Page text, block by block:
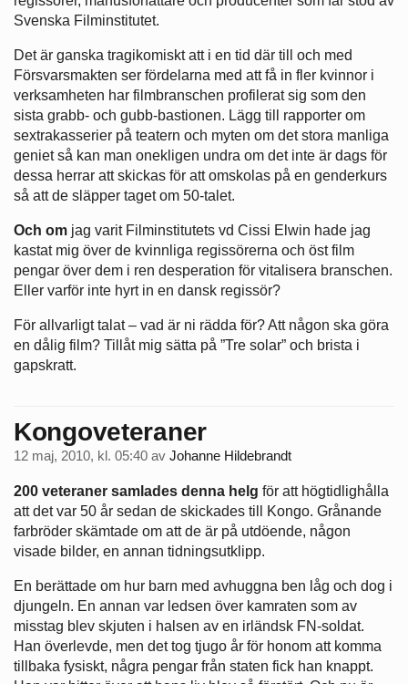
Svenska Filminstitutet.
Det är ganska tragikomiskt att i en tid där till och med
Försvarsmakten ser fördelarna med att få in fler kvinnor i
verksamheten har filmbranschen profilerat sig som den
sista grabb- och gubb-bastionen. Lägg till rapporter om
sextrakasserier på teatern och myten om det stora manliga
geniet så kan man onekligen undra om det inte är dags för
dessa herrar att skickas för att omskolas på en genderkurs
så att de släpper taget om 50-talet.
Och om jag varit Filminstitutets vd Cissi Elwin hade jag
kastat mig över de kvinnliga regissörerna och öst film
pengar över dem i ren desperation för vitalisera branschen.
Eller varför inte hyrt in en dansk regissör?
För allvarligt talat – vad är ni rädda för? Att någon ska göra
en dålig film? Tillåt mig sätta på ”Tre solar” och brista i
gapskratt.
Kongoveteraner
12 maj, 2010, kl. 05:40 av Johanne Hildebrandt
200 veteraner samlades denna helg för att högtidlighålla
att det var 50 år sedan de skickades till Kongo. Grånande
farbröder skämtade om att de är på utdöende, någon
visade bilder, en annan tidningsutklipp.
En berättade om hur barn med avhuggna ben låg och dog i
djungeln. En annan var ledsen över kamraten som av
misstag blev skjuten i halsen av en irländsk FN-soldat.
Han överlevde, men det tog tjugo år för honom att komma
tillbaka fysiskt, några pengar från staten fick han knappt.